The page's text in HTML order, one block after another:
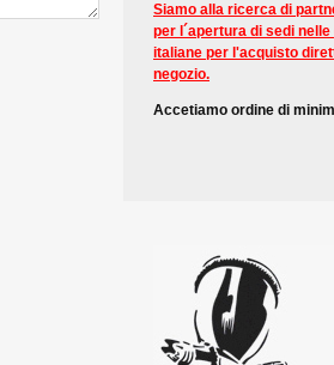
Siamo alla ricerca di
per l´apertura di sedi
italiane per l'acquisto
negozio.
Accetiamo ordine di